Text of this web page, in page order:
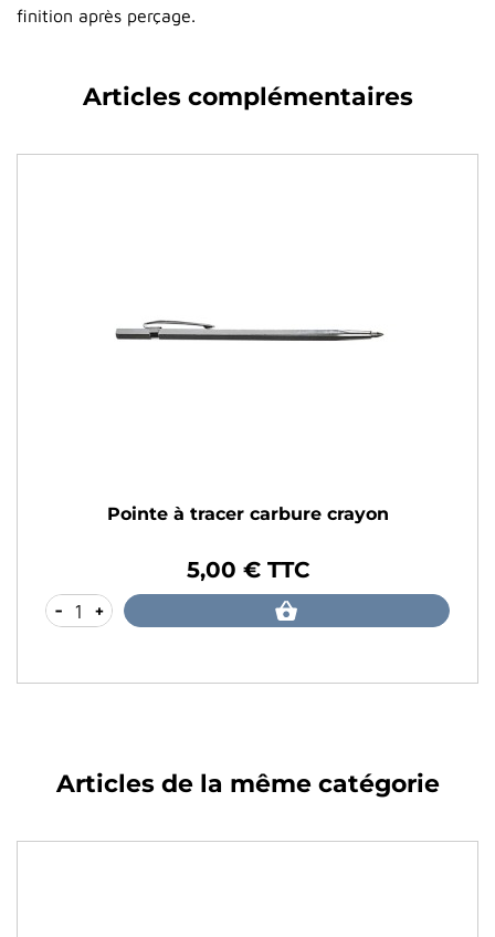
finition après perçage.
Articles complémentaires
Pointe à tracer carbure crayon
5,00 € TTC
- +
Articles de la même catégorie